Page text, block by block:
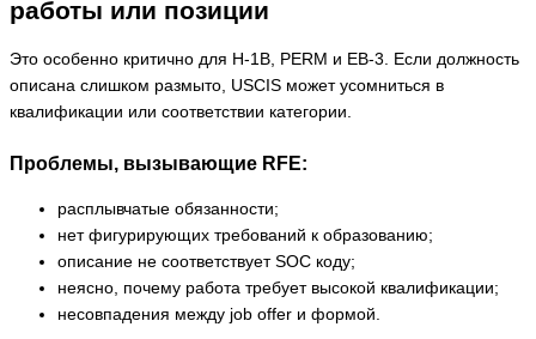
работы или позиции
Это особенно критично для H-1B, PERM и EB-3. Если должность
описана слишком размыто, USCIS может усомниться в
квалификации или соответствии категории.
Проблемы, вызывающие RFE:
расплывчатые обязанности;
нет фигурирующих требований к образованию;
описание не соответствует SOC коду;
неясно, почему работа требует высокой квалификации;
несовпадения между job offer и формой.